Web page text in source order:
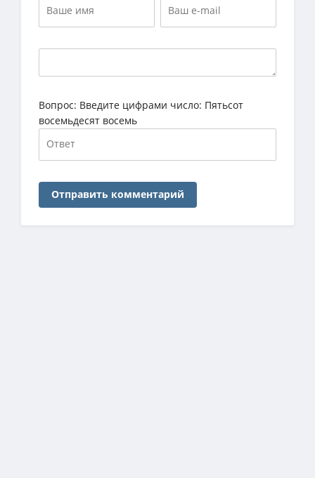
Вопрос: Введите цифрами число: Пятьсот
восемьдесят восемь
Отправить комментарий